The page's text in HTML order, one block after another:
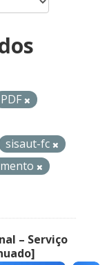
PDF
sisaut-fc
– Serviço